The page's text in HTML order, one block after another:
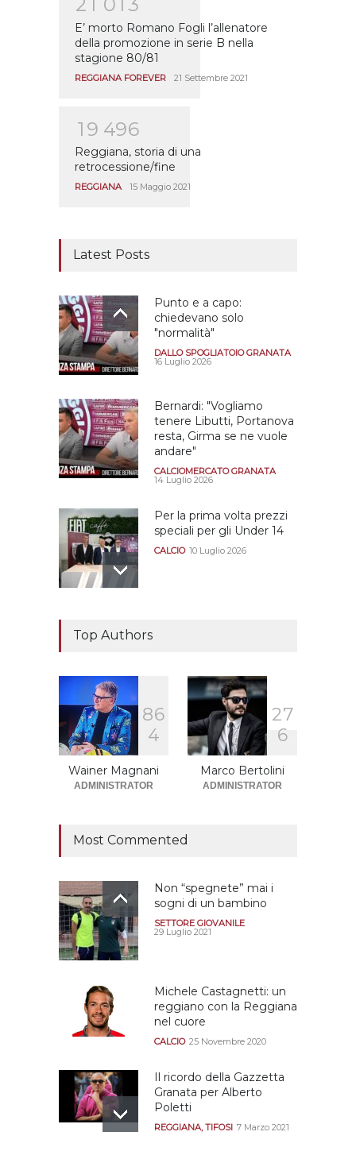
E’ morto Romano Fogli l’allenatore
della promozione in serie B nella
stagione 80/81
REGGIANA FOREVER 21 Settembre 2021
1 9 496
Reggiana, storia di una
retrocessione/fine
REGGIANA 15 Maggio 2021
Latest Posts
Punto e a capo:
chiedevano solo
"normalità"
DALLO SPOGLIATOIO GRANATA
16 Luglio 2026
Bernardi: "Vogliamo
tenere Libutti, Portanova
resta, Girma se ne vuole
andare"
CALCIOMERCATO GRANATA
14 Luglio 2026
Per la prima volta prezzi
speciali per gli Under 14
CALCIO 10 Luglio 2026
Sono solo sette le
squadre che sono state
promosse la stagione
successiva alla
retrocessione
Top Authors
86
4
Wainer Magnani
ADMINISTRATOR
27
6
Marco Bertolini
ADMINISTRATOR
Most Commented
Non “spegnete” mai i
sogni di un bambino
SETTORE GIOVANILE
29 Luglio 2021
Michele Castagnetti: un
reggiano con la Reggiana
nel cuore
CALCIO 25 Novembre 2020
Il ricordo della Gazzetta
Granata per Alberto
Poletti
REGGIANA,TIFOSI 7 Marzo 2021